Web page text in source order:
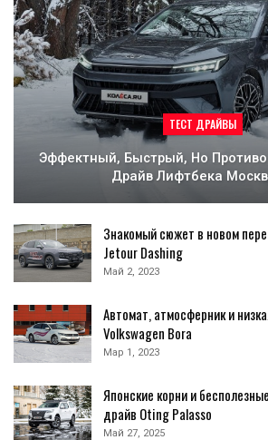
ТЕСТ ДРАЙВЫ
Эффектный, Быстрый, Но
Драйв Лифтбека
Знакомый сюжет в новом
Jetour Dashing
Май 2, 2023
Автомат, атмосферник и
Volkswagen Bora
Мар 1, 2023
Японские корни и
драйв Oting Palasso
Май 27, 2025